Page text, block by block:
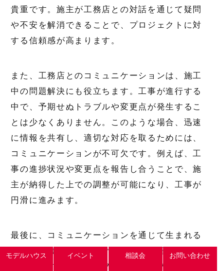
貴重です。施主が工務店との対話を通じて疑問
や不安を解消できることで、プロジェクトに対
する信頼感が高まります。
また、工務店とのコミュニケーションは、施工
中の問題解決にも役立ちます。工事が進行する
中で、予期せぬトラブルや変更点が発生するこ
とは少なくありません。このような場合、迅速
に情報を共有し、適切な対応を取るためには、
コミュニケーションが不可欠です。例えば、工
事の進捗状況や変更点を報告し合うことで、施
主が納得した上での調整が可能になり、工事が
円滑に進みます。
最後に、コミュニケーションを通じて生まれる
信頼関係は、アフターサービスや保証において
も重要です。施工後のフォローアップや問題対
モデルハウス イベント 相談会 お問い合わせ